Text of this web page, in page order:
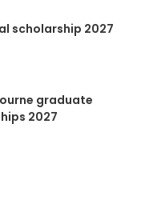
scholarship 2027
graduate
2027